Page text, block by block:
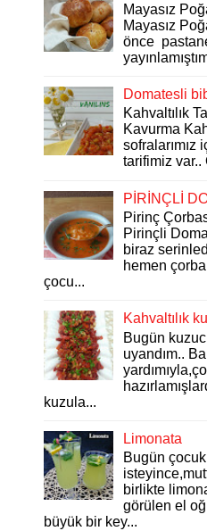
Mayasız
Mayasız
önce
Domatesli
Kahvaltılık
Kavurma
sofralarımız
tarifimiz var..
PİRİNÇLİ
Pirinç
Pirinçli
biraz
hemen
çocu...
Kahvaltılık
Bugün
uyandım..
kuzula...
Limonata
Bugün
birlikte
görülen el
büyük bir key...